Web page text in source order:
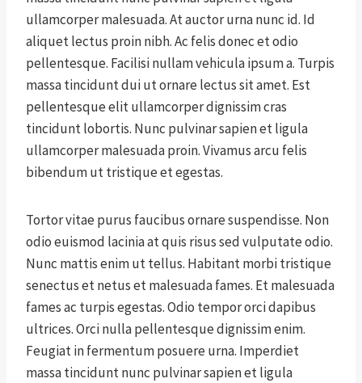
ullamcorper malesuada. At auctor urna nunc id. Id
aliquet lectus proin nibh. Ac felis donec et odio
pellentesque. Facilisi nullam vehicula ipsum a. Turpis
massa tincidunt dui ut ornare lectus sit amet. Est
pellentesque elit ullamcorper dignissim cras
tincidunt lobortis. Nunc pulvinar sapien et ligula
ullamcorper malesuada proin. Vivamus arcu felis
bibendum ut tristique et egestas.
Tortor vitae purus faucibus ornare suspendisse. Non
odio euismod lacinia at quis risus sed vulputate odio.
Nunc mattis enim ut tellus. Habitant morbi tristique
senectus et netus et malesuada fames. Et malesuada
fames ac turpis egestas. Odio tempor orci dapibus
ultrices. Orci nulla pellentesque dignissim enim.
Feugiat in fermentum posuere urna. Imperdiet
massa tincidunt nunc pulvinar sapien et ligula